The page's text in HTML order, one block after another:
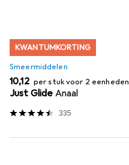
KWANTUMKORTING
Smeermiddelen
EUR
10,12 per stuk voor 2 eenheden
Just Glide Anaal
335